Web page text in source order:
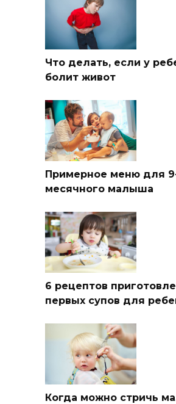
Что делать, если у
болит живот
Примерное меню для
месячного малыша
6 рецептов
первых супов для
Когда можно стричь